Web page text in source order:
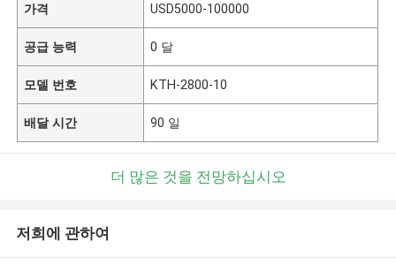
가격 USD5000-100000
공급 능력 0 달
모델 번호 KTH-2800-10
배달 시간 90 일
더 많은 것을 전망하십시오
저희에 관하여